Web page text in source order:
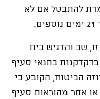
להתבטל אם לא
שב והדגיש בית
בתנאי סעיף
סעיף 38 לחוק חוזה הביטוח, הקובע כי
או אחר מהוראות סעיף